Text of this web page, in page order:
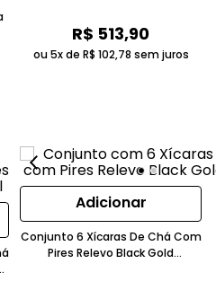
R$ 513,90
ou 5x de R$ 102,78 sem juros
Adicionar
Conjunto 6 Xícaras De Chá Com
Pires Relevo Black Gold